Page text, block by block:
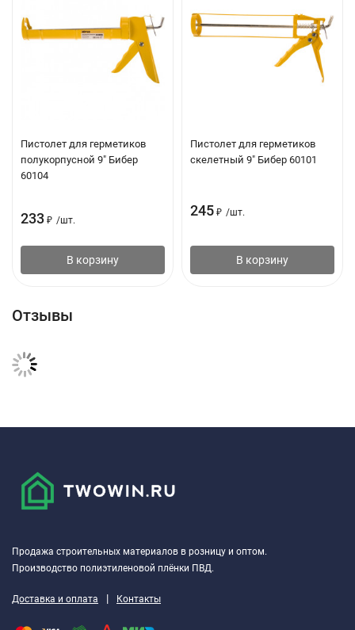
Пистолет для герметиков
полукорпусной 9" Бибер
60104
233 ₽ /шт.
В корзину
Пистолет для герметиков
скелетный 9" Бибер 60101
245 ₽ /шт.
В корзину
Отзывы
Продажа строительных материалов в розницу и оптом.
Производство полиэтиленовой плёнки ПВД.
Доставка и оплата | Контакты